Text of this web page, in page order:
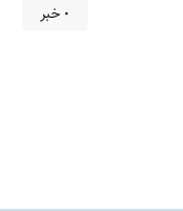
۰ خبر